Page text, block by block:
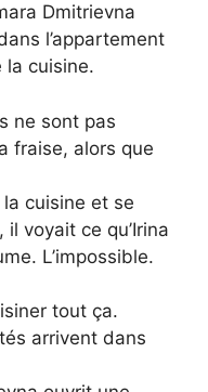
Dmitrievna
l’appartement
la cuisine.
ne sont pas
fraise, alors que
cuisine et se
voyait ce qu’Irina
L’impossible.
tout ça.
arrivent dans